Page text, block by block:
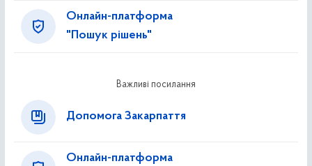
Онлайн-платформа
"Пошук рішень"
Важливі посилання
Допомога Закарпаття
Онлайн-платформа